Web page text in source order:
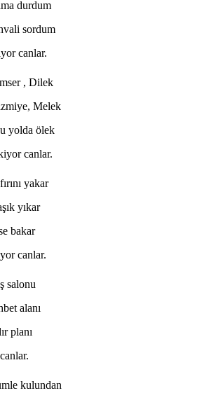
durdum
sordum
canlar.
, Dilek
Melek
yolda ölek
canlar.
yakar
yıkar
bakar
canlar.
salonu
alanı
planı
kulundan